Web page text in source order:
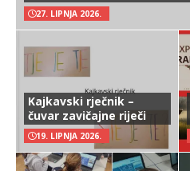
27. LIPNJA 2026.
Kajkavski rječnik –
čuvar zavičajne riječi
19. LIPNJA 2026.